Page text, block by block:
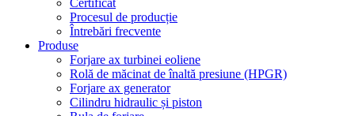
Certificat
Procesul de producție
Întrebări frecvente
Produse
Forjare ax turbinei eoliene
Rolă de măcinat de înaltă presiune (HPGR)
Forjare ax generator
Cilindru hidraulic și piston